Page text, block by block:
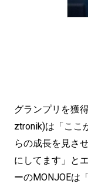
グランプリを獲
ztronik)は「ここ
らの成長を見さ
にしてます」と
ーのMONJOEは